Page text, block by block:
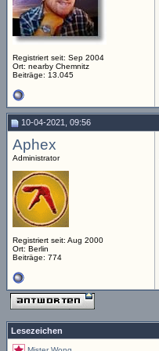
Registriert seit: Sep 2004
Ort: nearby Chemnitz
Beiträge: 13.045
10-04-2021, 09:56
Aphex
Administrator
Registriert seit: Aug 2000
Ort: Berlin
Beiträge: 774
Lesezeichen